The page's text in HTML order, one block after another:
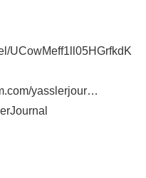
UCowMeff1ll05HGrfkdK
yasslerjour…